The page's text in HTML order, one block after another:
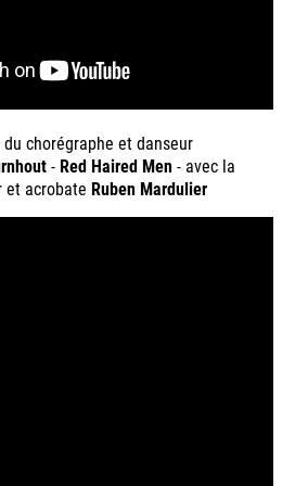
chorégraphe et danseur
- Red Haired Men- avec la
et acrobate Ruben Mardulier